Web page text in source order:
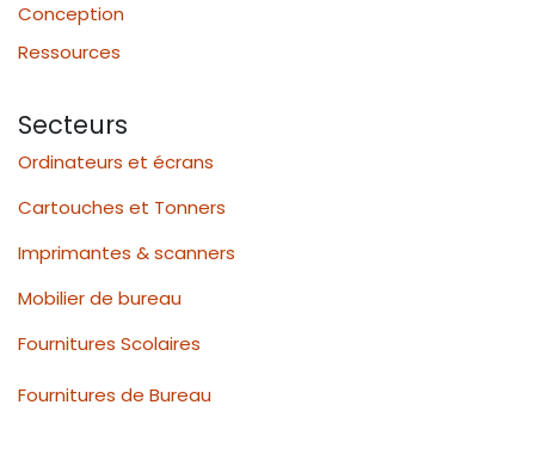
Conception
Ressources
Secteurs
Ordinateurs et écrans
Cartouches et Tonners
Imprimantes & scanners
Mobilier de bureau
Fournitures Scolaires
Fournitures de Bureau